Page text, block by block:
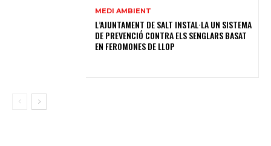
MEDI AMBIENT
L’AJUNTAMENT DE SALT INSTAL·LA UN SISTEMA
DE PREVENCIÓ CONTRA ELS SENGLARS BASAT
EN FEROMONES DE LLOP